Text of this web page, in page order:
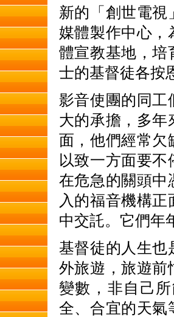
新的「創世電視
媒體製作中心，
體宣教基地，培
士的基督徒各按
影音使團的同工
大的承擔，多年
面，他們經常欠
以致一方面要
在危急的關頭中
入的福音機構
中交託。它們年
基督徒的人生也
外旅遊，旅遊前
變數，非自己
全、合宜的天氣